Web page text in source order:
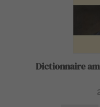
Dictionnaire